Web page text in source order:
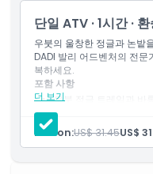
위치
교환 방법
복장 규정
단일 ATV · 1시간 ·
우붓의 울창한 정글과 논밭
DADI 발리 어드벤처의 전
복하세요.
더 보기
포함 사항
우붓 정글 트레일과 바
딩
안전 장비: 헬멧과 부츠
간단한 안전 교육 및 라
Person:US$ 31.45US$ 31